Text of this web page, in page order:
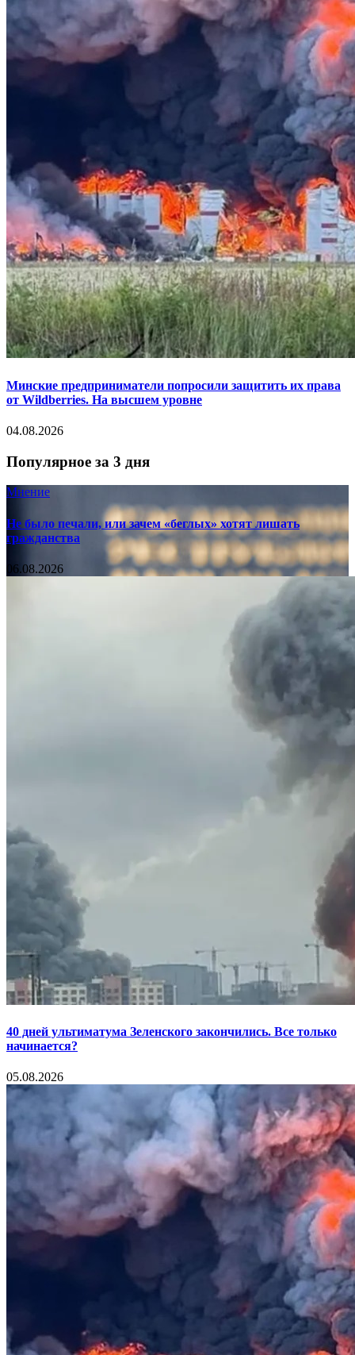
Минские предприниматели попросили защитить их права
от Wildberries. На высшем уровне
04.08.2026
Популярное за 3 дня
Мнение
Не было печали, или зачем «беглых» хотят лишать
гражданства
06.08.2026
40 дней ультиматума Зеленского закончились. Все только
начинается?
05.08.2026